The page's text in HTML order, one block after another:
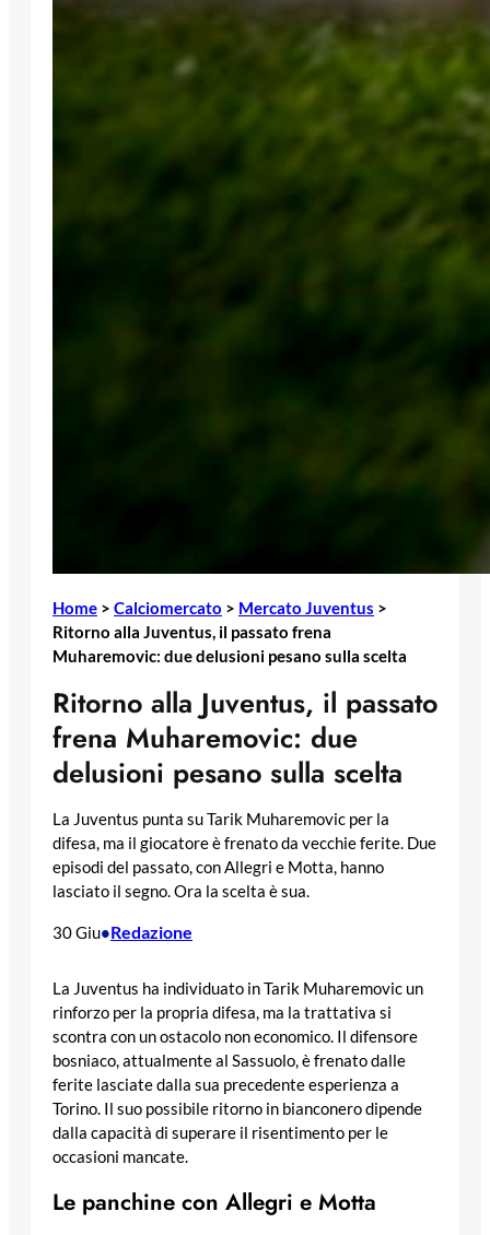
Home > Calciomercato > Mercato Juventus >
Ritorno alla Juventus, il passato frena
Muharemovic: due delusioni pesano sulla scelta
Ritorno alla Juventus, il passato
frena Muharemovic: due
delusioni pesano sulla scelta
La Juventus punta su Tarik Muharemovic per la
difesa, ma il giocatore è frenato da vecchie ferite. Due
episodi del passato, con Allegri e Motta, hanno
lasciato il segno. Ora la scelta è sua.
30 Giu•Redazione
La Juventus ha individuato in Tarik Muharemovic un
rinforzo per la propria difesa, ma la trattativa si
scontra con un ostacolo non economico. Il difensore
bosniaco, attualmente al Sassuolo, è frenato dalle
ferite lasciate dalla sua precedente esperienza a
Torino. Il suo possibile ritorno in bianconero dipende
dalla capacità di superare il risentimento per le
occasioni mancate.
Le panchine con Allegri e Motta